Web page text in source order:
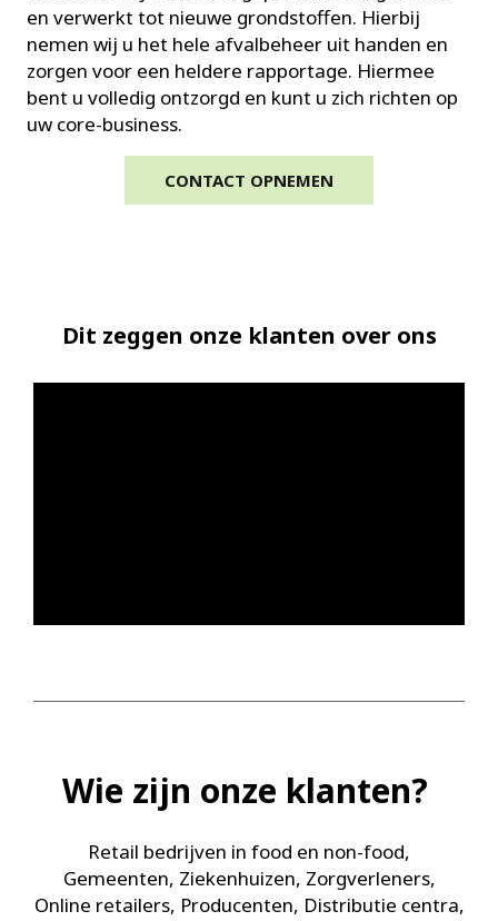
en verwerkt tot nieuwe grondstoffen. Hierbij
nemen wij u het hele afvalbeheer uit handen en
zorgen voor een heldere rapportage. Hiermee
bent u volledig ontzorgd en kunt u zich richten op
uw core-business.
CONTACT OPNEMEN
Dit zeggen onze klanten over ons
Wie zijn onze klanten?
Retail bedrijven in food en non-food,
Gemeenten, Ziekenhuizen, Zorgverleners,
Online retailers, Producenten, Distributie centra,